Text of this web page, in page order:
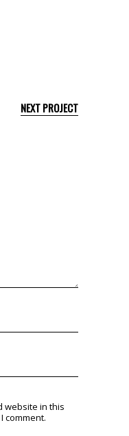
NEXT PROJECT
website in this
comment.